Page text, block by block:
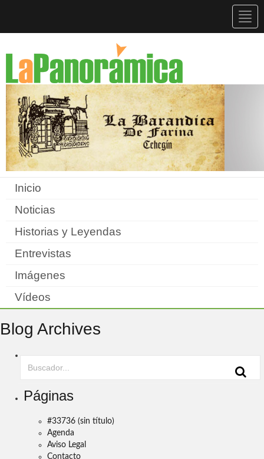
Inicio
Noticias
Historias y Leyendas
Entrevistas
Imágenes
Vídeos
Blog Archives
Páginas
#33736 (sin título)
Agenda
Aviso Legal
Contacto